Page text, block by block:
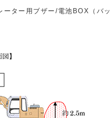
ター用ブザー/電池BOX（バッ